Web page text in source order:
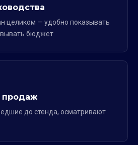
целиком — удобно показывать
бюджет.
продаж
до стенда, осматривают